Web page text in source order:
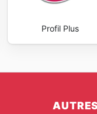
Profil Plus